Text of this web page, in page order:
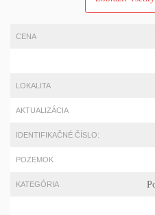
CENA
LOKALITA
AKTUALIZÁCIA
IDENTIFIKAČNÉ ČÍSLO:
POZEMOK
KATEGÓRIA